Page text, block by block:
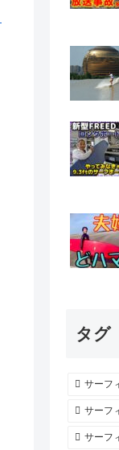
タグ
サーフ
サーフ
サーフ